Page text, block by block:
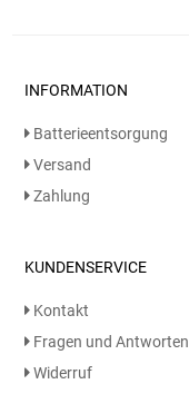
Fruchtsaft
Frühstück / Cerealien
Garnierung
Garten
INFORMATION
Batterieentsorgung
Versand
Zahlung
KUNDENSERVICE
Kontakt
Fragen und Antworten
Widerruf